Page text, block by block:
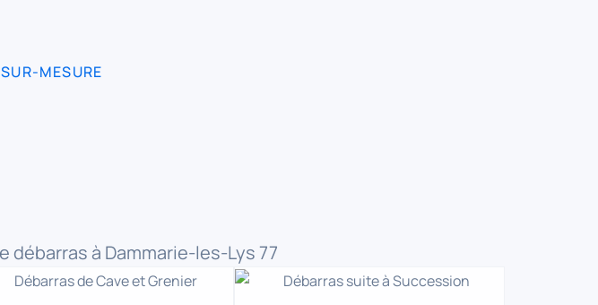
MESURE
à Dammarie-les-Lys 77